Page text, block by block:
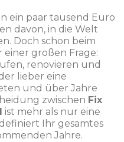
ein paar tausend Euro
davon, in die Welt
Doch schon beim
einer großen Frage:
renovieren und
lieber eine
und über Jahre
zwischen Fix
ist mehr als nur eine
Ihr gesamtes
Jahre.